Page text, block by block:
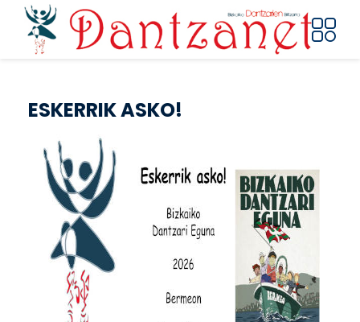
Pasar al contenido principal
ESKERRIK ASKO!